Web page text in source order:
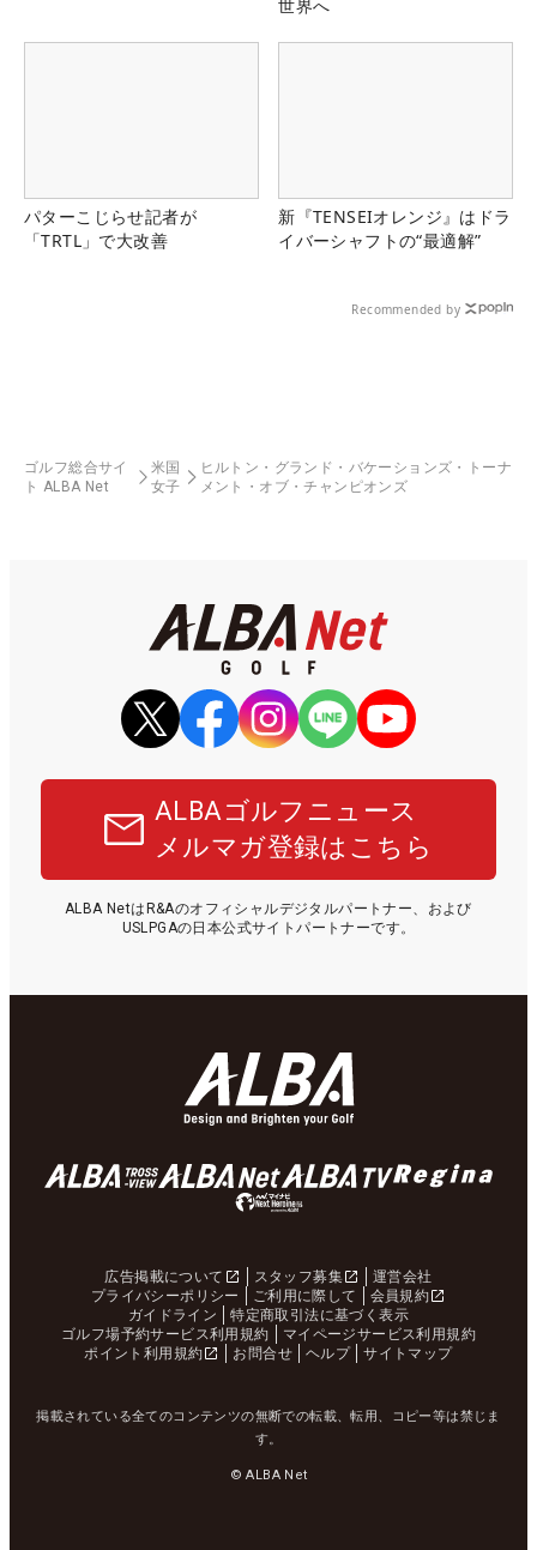
世界へ
パターこじらせ記者が
「TRTL」で大改善
新『TENSEIオレンジ』はドラ
イバーシャフトの“最適解”
Recommended by
ゴルフ総合サイ
ト ALBA Net
米国
女子
ヒルトン・グランド・バケーションズ・トーナ
メント・オブ・チャンピオンズ
ALBAゴルフニュース
メルマガ登録はこちら
ALBA NetはR&Aのオフィシャルデジタルパートナー、および
USLPGAの日本公式サイトパートナーです。
広告掲載について スタッフ募集
運営会社
プライバシーポリシー
ご利用に際して
会員規約
ガイドライン
特定商取引法に基づく表示
ゴルフ場予約サービス利用規約
マイページサービス利用規約
ポイント利用規約
お問合せ ヘルプ サイトマップ
掲載されている全てのコンテンツの無断での転載、転用、コピー等は禁じま
す。
© ALBA Net